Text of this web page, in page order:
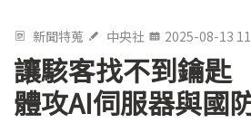
新聞特蒐 中央社 2025-08-13
讓駭客找不到鑰
體攻AI伺服器與國